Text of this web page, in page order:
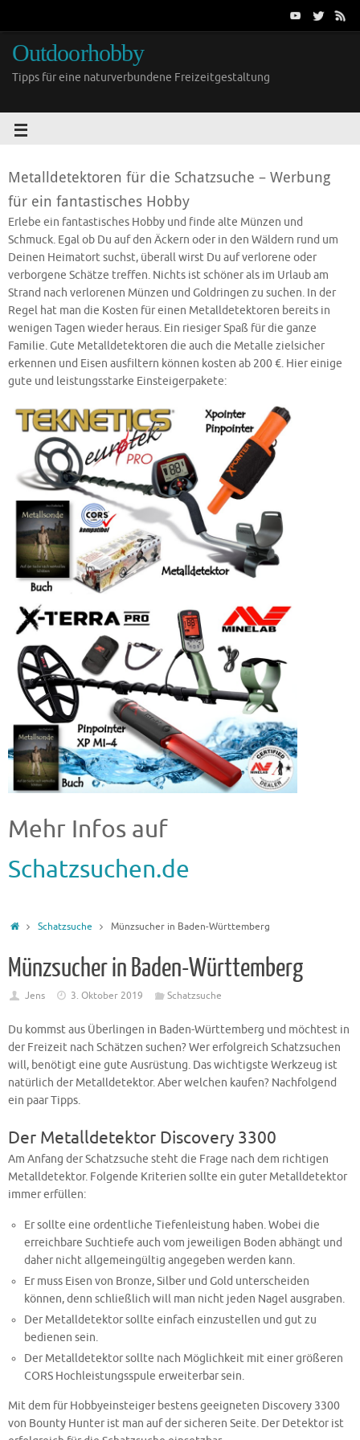
Outdoorhobby
Tipps für eine naturverbundene Freizeitgestaltung
Metalldetektoren für die Schatzsuche – Werbung
für ein fantastisches Hobby
Erlebe ein fantastisches Hobby und finde alte Münzen und
Schmuck. Egal ob Du auf den Äckern oder in den Wäldern rund um
Deinen Heimatort suchst, überall wirst Du auf verlorene oder
verborgene Schätze treffen. Nichts ist schöner als im Urlaub am
Strand nach verlorenen Münzen und Goldringen zu suchen. In der
Regel hat man die Kosten für einen Metalldetektoren bereits in
wenigen Tagen wieder heraus. Ein riesiger Spaß für die ganze
Familie. Gute Metalldetektoren die auch die Metalle zielsicher
erkennen und Eisen ausfiltern können kosten ab 200 €. Hier einige
gute und leistungsstarke Einsteigerpakete:
Mehr Infos auf
Schatzsuchen.de
Schatzsuche Münzsucher in Baden-Württemberg
Münzsucher in Baden-Württemberg
Jens 3. Oktober 2019 Schatzsuche
Du kommst aus Überlingen in Baden-Württemberg und möchtest in
der Freizeit nach Schätzen suchen? Wer erfolgreich Schatzsuchen
will, benötigt eine gute Ausrüstung. Das wichtigste Werkzeug ist
natürlich der Metalldetektor. Aber welchen kaufen? Nachfolgend
ein paar Tipps.
Der Metalldetektor Discovery 3300
Am Anfang der Schatzsuche steht die Frage nach dem richtigen
Metalldetektor. Folgende Kriterien sollte ein guter Metalldetektor
immer erfüllen:
Er sollte eine ordentliche Tiefenleistung haben. Wobei die
erreichbare Suchtiefe auch vom jeweiligen Boden abhängt und
daher nicht allgemeingültig angegeben werden kann.
Er muss Eisen von Bronze, Silber und Gold unterscheiden
können, denn schließlich will man nicht jeden Nagel ausgraben.
Der Metalldetektor sollte einfach einzustellen und gut zu
bedienen sein.
Der Metalldetektor sollte nach Möglichkeit mit einer größeren
CORS Hochleistungsspule erweiterbar sein.
Mit dem für Hobbyeinsteiger bestens geeigneten Discovery 3300
von Bounty Hunter ist man auf der sicheren Seite. Der Detektor ist